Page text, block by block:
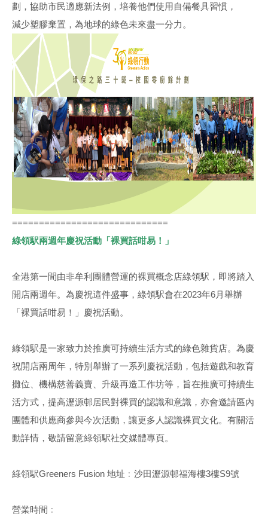
劃，協助市民適應新法例，培養他們使用自備餐具習慣，
減少塑膠棄置，為地球的綠色未來盡一分力。
=============================
綠領駅兩週年慶祝活動「裸買話咁易！」
全港第一間由非牟利團體營運的裸買概念店綠領駅，即將踏入
開店兩週年。為慶祝這件盛事，綠領駅會在2023年6月舉辦
「裸買話咁易！」慶祝活動。
綠領駅是一家致力於推廣可持續生活方式的綠色雜貨店。為慶
祝開店兩周年，特別舉辦了一系列慶祝活動，包括遊戲和教育
攤位、機構慈善義賣、升級再造工作坊等，旨在推廣可持續生
活方式，提高瀝源邨居民對裸買的認識和意識，亦會邀請區內
團體和供應商參與今次活動，讓更多人認識裸買文化。有關活
動詳情，敬請留意綠領駅社交媒體專頁。
綠領駅Greeners Fusion 地址﹕沙田瀝源邨福海樓3樓S9號
營業時間﹕